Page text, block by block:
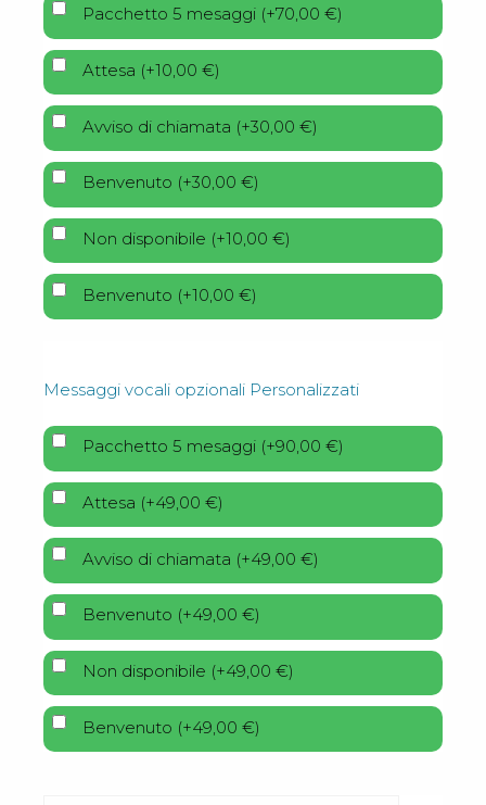
Pacchetto 5 mesaggi (+70,00 €)
Attesa (+10,00 €)
Avviso di chiamata (+30,00 €)
Benvenuto (+30,00 €)
Non disponibile (+10,00 €)
Benvenuto (+10,00 €)
Messaggi vocali opzionali Personalizzati
Pacchetto 5 mesaggi (+90,00 €)
Attesa (+49,00 €)
Avviso di chiamata (+49,00 €)
Benvenuto (+49,00 €)
Non disponibile (+49,00 €)
Benvenuto (+49,00 €)